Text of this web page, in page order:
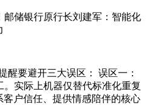
邮储银行原行长刘建军：智能化
醒要避开三大误区： 误区一：
实际上机器仅替代标准化重复
客户信任、提供情感陪伴的核心